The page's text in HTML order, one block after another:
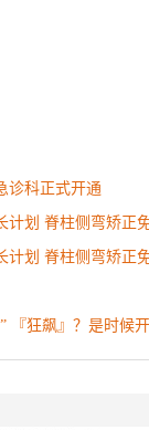
诊科正式开通
计划 脊柱侧弯矫正
计划 脊柱侧弯矫正
『狂飙』？是时候